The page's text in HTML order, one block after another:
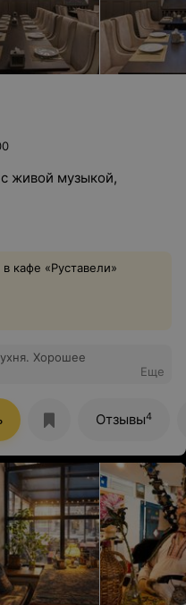
живой музыкой,
кафе «Руставели»
Хорошее
Еще
Отзывы4